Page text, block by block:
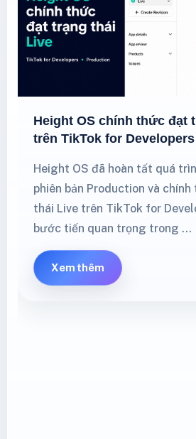
Height OS chính thức đạt
trên TikTok for Developers
Height OS đã hoàn tất quá
phiên bản Production và
thái Live trên TikTok for
bước tiến quan trọng trong …
Xem thêm